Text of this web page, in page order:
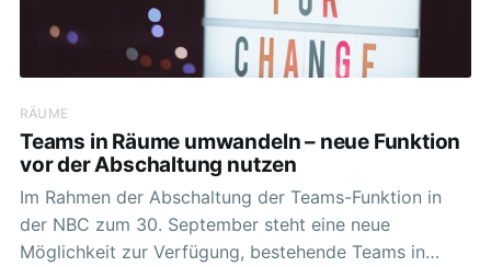
RÄUME
Teams in Räume umwandeln – neue Funktion
vor der Abschaltung nutzen
Im Rahmen der Abschaltung der Teams-Funktion in
der NBC zum 30. September steht eine neue
Möglichkeit zur Verfügung, bestehende Teams in